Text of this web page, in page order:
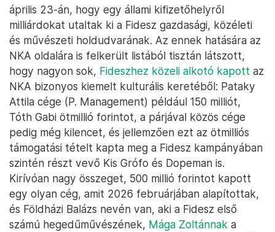
április 23-án, hogy egy állami kifizetőhelyről
milliárdokat utaltak ki a Fidesz gazdasági, közéleti
és művészeti holdudvarának. Az ennek hatására az
NKA oldalára is felkerült listából tisztán látszott,
hogy nagyon sok, Fideszhez közeli alkotó kapott az
NKA bizonyos kiemelt kulturális keretéből: Pataky
Attila cége (P. Management) például 150 milliót,
Tóth Gabi ötmillió forintot, a párjával közös cége
pedig még kilencet, és jellemzően ezt az ötmilliós
támogatási tételt kapta meg a Fidesz kampányában
szintén részt vevő Kis Grófo és Dopeman is.
Kirívóan nagy összeget, 500 millió forintot kapott
egy olyan cég, amit 2026 februárjában alapítottak,
és Földházi Balázs nevén van, aki a Fidesz első
számú hegedűművészének, Mága Zoltánnak a